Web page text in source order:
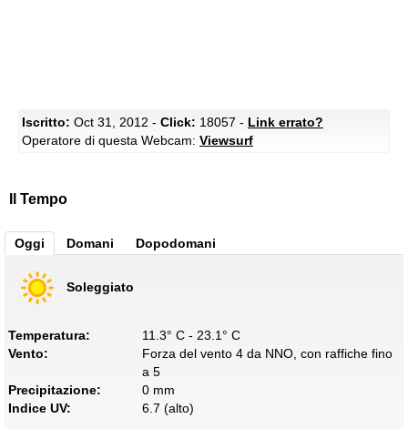
Iscritto: Oct 31, 2012 - Click: 18057 - Link errato?
Operatore di questa Webcam: Viewsurf
Il Tempo
Oggi Domani Dopodomani
Soleggiato
Temperatura:
11.3° C - 23.1° C
Vento:
Forza del vento 4 da NNO, con raffiche fino
a 5
Precipitazione:
0 mm
Indice UV:
6.7 (alto)